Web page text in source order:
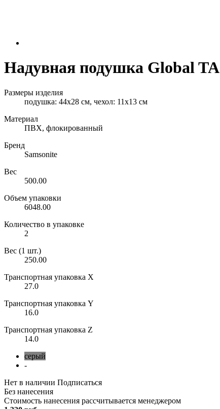
Надувная подушка Global TA
Размеры изделия
подушка: 44х28 см, чехол: 11х13 см
Материал
ПВХ, флокированный
Бренд
Samsonite
Вес
500.00
Объем упаковки
6048.00
Количество в упаковке
2
Вес (1 шт.)
250.00
Транспортная упаковка X
27.0
Транспортная упаковка Y
16.0
Транспортная упаковка Z
14.0
серый
-
Нет в наличии Подписаться
Без нанесения
Стоимость нанесения рассчитывается менеджером